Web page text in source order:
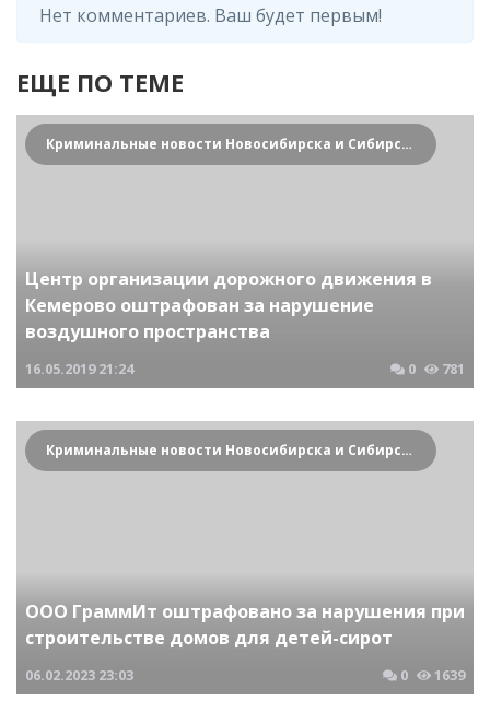
Нет комментариев. Ваш будет первым!
ЕЩЕ ПО ТЕМЕ
Криминальные новости Новосибирска и Сибирского региона
Центр организации дорожного движения в
Кемерово оштрафован за нарушение
воздушного пространства
16.05.2019 21:24 0 781
Криминальные новости Новосибирска и Сибирского региона
ООО ГраммИт оштрафовано за нарушения при
строительстве домов для детей-сирот
06.02.2023 23:03 0 1639